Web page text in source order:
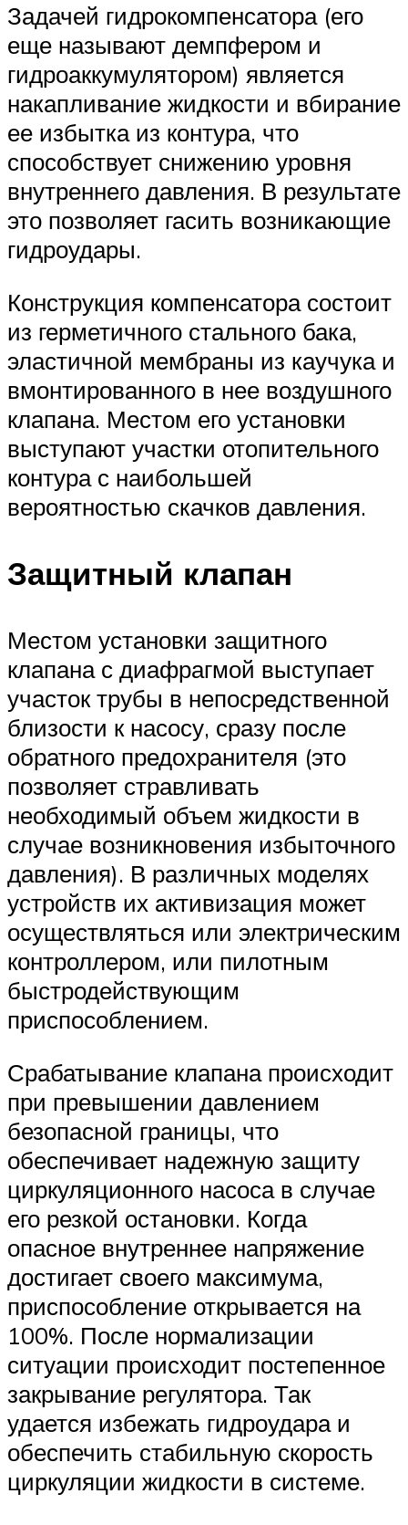
Задачей гидрокомпенсатора (его
еще называют демпфером и
гидроаккумулятором) является
накапливание жидкости и вбирание
ее избытка из контура, что
способствует снижению уровня
внутреннего давления. В результате
это позволяет гасить возникающие
гидроудары.
Конструкция компенсатора состоит
из герметичного стального бака,
эластичной мембраны из каучука и
вмонтированного в нее воздушного
клапана. Местом его установки
выступают участки отопительного
контура с наибольшей
вероятностью скачков давления.
Защитный клапан
Местом установки защитного
клапана с диафрагмой выступает
участок трубы в непосредственной
близости к насосу, сразу после
обратного предохранителя (это
позволяет стравливать
необходимый объем жидкости в
случае возникновения избыточного
давления). В различных моделях
устройств их активизация может
осуществляться или электрическим
контроллером, или пилотным
быстродействующим
приспособлением.
Срабатывание клапана происходит
при превышении давлением
безопасной границы, что
обеспечивает надежную защиту
циркуляционного насоса в случае
его резкой остановки. Когда
опасное внутреннее напряжение
достигает своего максимума,
приспособление открывается на
100%. После нормализации
ситуации происходит постепенное
закрывание регулятора. Так
удается избежать гидроудара и
обеспечить стабильную скорость
циркуляции жидкости в системе.